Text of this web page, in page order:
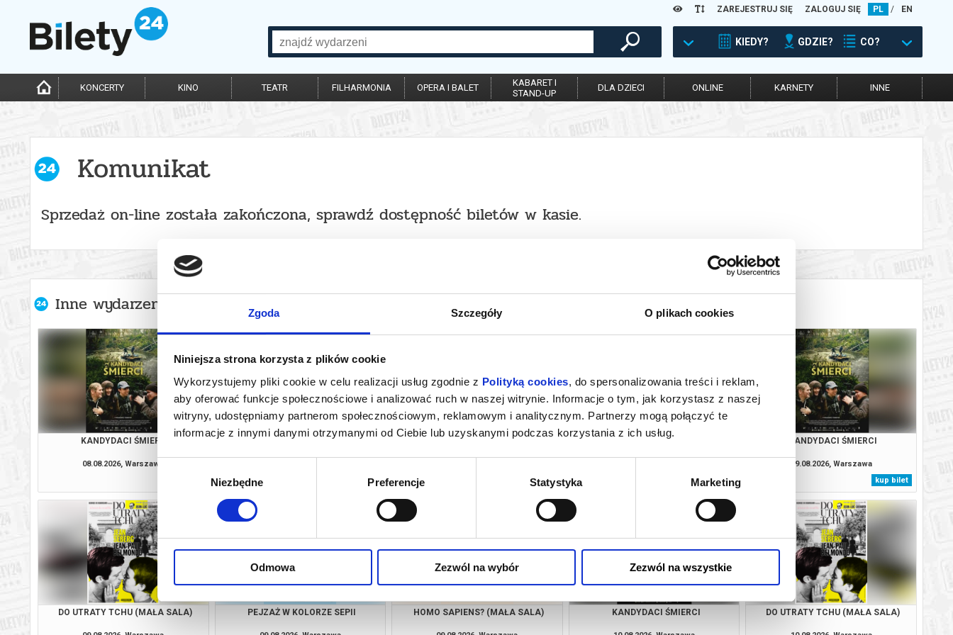
Zgoda Szczegóły O plikach cookies
Niniejsza strona korzysta z plików cookie
Wykorzystujemy pliki cookie w celu realizacji usług zgodnie z Polityką cookies, do spersonalizowania treści i reklam,
aby oferować funkcje społecznościowe i analizować ruch w naszej witrynie. Informacje o tym, jak korzystasz z naszej
witryny, udostępniamy partnerom społecznościowym, reklamowym i analitycznym. Partnerzy mogą połączyć te
informacje z innymi danymi otrzymanymi od Ciebie lub uzyskanymi podczas korzystania z ich usług.
Wybór
Niezbędne Preferencje Statystyka Marketing
Odmowa Zezwól na wybór Zezwól na wszystkie
ZAREJESTRUJ SIĘ ZALOGUJ SIĘ PL / EN
KIEDY? GDZIE? CO?
KONCERTY KINO TEATR FILHARMONIA OPERA I BALET
KABARET I
STAND-UP
DLA DZIECI ONLINE KARNETY INNE
Komunikat
Sprzedaż on-line została zakończona, sprawdź dostępność biletów w kasie.
Inne wydarzenia organizatora
KANDYDACI ŚMIERCI
08.08.2026, Warszawa
DO UTRATY TCHU (MAŁA SALA)
kup bilet
PEJZAŻ W KOLORZE SEPII
kup bilet
HOMO SAPIENS? (MAŁA SALA)
kup bilet
KANDYDACI ŚMIERCI
09.08.2026, Warszawa
kup bilet
DO UTRATY TCHU (MAŁA SALA) PEJZAŻ W KOLORZE SEPII HOMO SAPIENS? (MAŁA SALA) KANDYDACI ŚMIERCI DO UTRATY TCHU (MAŁA SALA)